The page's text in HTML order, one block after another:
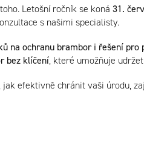
Letošní ročník se koná 31.
s našimi specialisty.
na ochranu brambor i řešení pro
bez klíčení, které umožňuje
efektivně chránit vaši úrodu,